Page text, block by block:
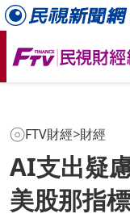
FTV財經>財經
AI支出疑
美股那指